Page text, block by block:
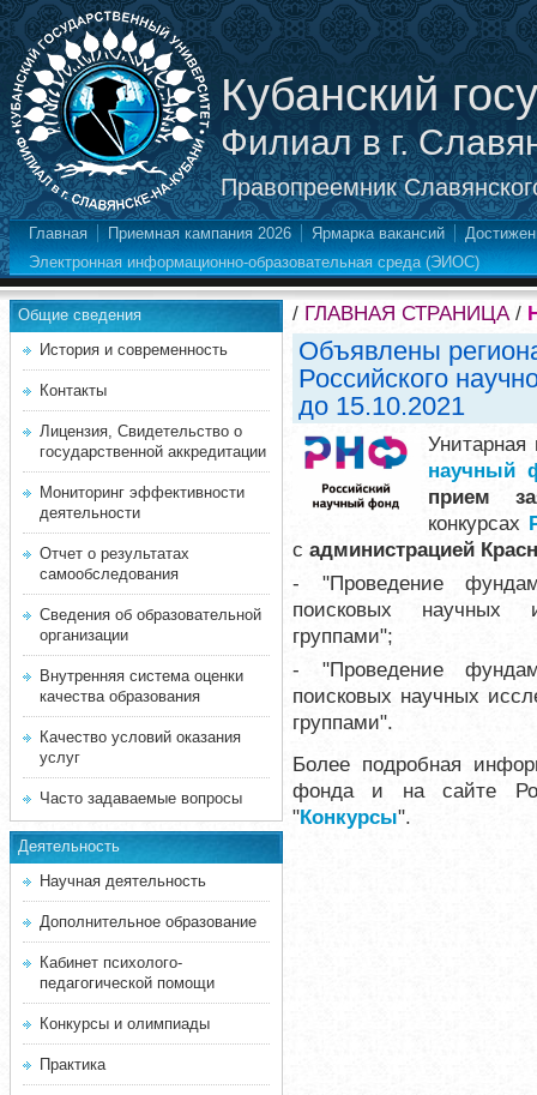
Кубанский
Филиал в г.
Правопреемник
Главная Приемная кампания 2026 Ярмарка вакансий
Электронная информационно-образовательная среда (ЭИОС)
Общие сведения
История и современность
Контакты
Лицензия, Свидетельство о
государственной аккредитации
Мониторинг эффективности
деятельности
Отчет о результатах
самообследования
Сведения об образовательной
организации
Внутренняя система оценки
качества образования
Качество условий оказания
услуг
Часто задаваемые вопросы
Деятельность
Научная деятельность
Дополнительное образование
Кабинет психолого-
педагогической помощи
Конкурсы и олимпиады
Практика
/ ГЛАВНАЯ СТРАНИЦА/
Объявлены
Российского
до 15.10.2021
Унитарная
научный
прием
конкурсах
с администрацией
- "Проведение
поисковых научных
группами";
- "Проведение
поисковых научных
группами".
Более подробная
фонда и на сайте
"Конкурсы".